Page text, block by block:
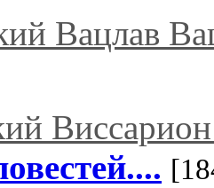
Вацлав